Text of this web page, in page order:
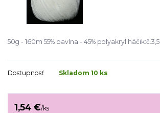
50g - 160m 55% bavlna - 45% polyakryl háčik:č.3,5
Dostupnosť Skladom 10 ks
1,54 €/ks